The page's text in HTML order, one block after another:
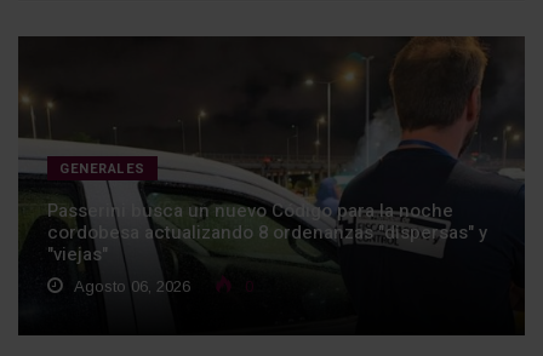
GENERALES
Passerini busca un nuevo Código para la noche
cordobesa actualizando 8 ordenanzas "dispersas" y
"viejas"
Agosto 06, 2026 0